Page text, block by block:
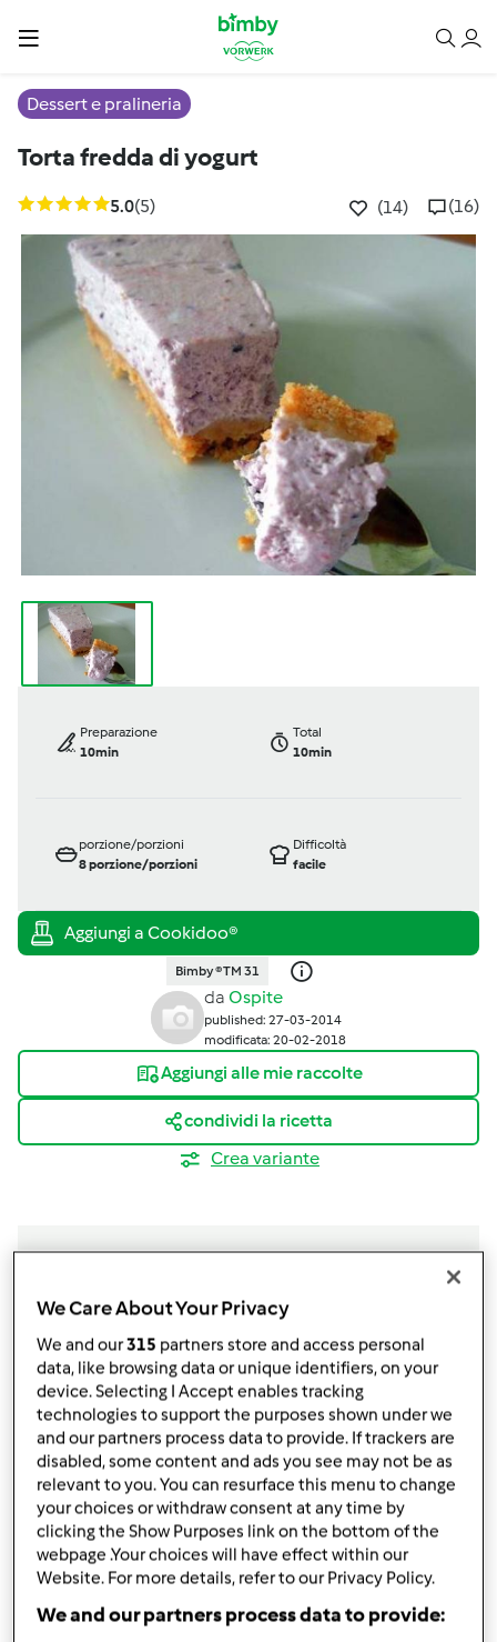
Dessert e pralineria
Torta fredda di yogurt
5.0(5) (14) (16)
Preparazione
10min
Total
10min
porzione/porzioni
8porzione/porzioni
Difficoltà
facile
Bimby ® TM 31
da Ospite
published: 27-03-2014
modificata: 20-02-2018
Aggiungi alle mie raccolte
condividi la ricetta
Crea variante
Ingredienti
Torta fredda di yogurt
300gbiscotti secchi
180gburro,a pezzi
30g zucchero di canna
12gfogli di gelatina,ammollata in acqua fredda
1cucchiaioacqua
300gpanna fresca
600gyogurt bianco
40gzucchero semolato
salse a piacere,(cioccolato, fragola, caramello,
We Care About Your Privacy
We and our315 partners store and access personal
data, like browsing data or unique identifiers, on your
device. Selecting I Accept enables tracking
technologies to support the purposes shown under we
and our partners process data to provide. If trackers are
disabled, some content and ads you see may not be as
relevant to you. You can resurface this menu to change
your choices or withdraw consent at any time by
clicking the Show Purposes link on the bottom of the
webpage .Your choices will have effect within our
Website. For more details, refer to our Privacy Policy.
We and our partners process data to provide: